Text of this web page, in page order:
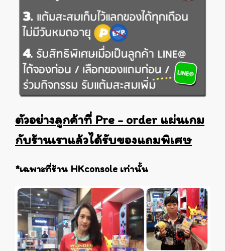
ตัวอย่างลูกค้าที่ Pre - order แผ่นเกม
กับร้านเราแล้วได้รับของแถมพิเศษ
*เฉพาะที่ร้าน HKconsole เท่านั้น